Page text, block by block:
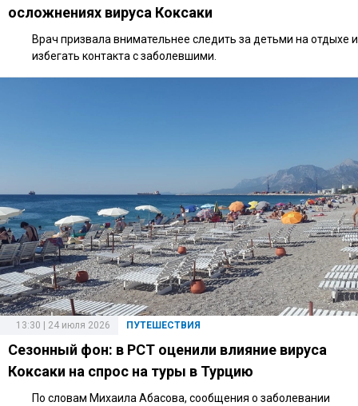
осложнениях вируса Коксаки
Врач призвала внимательнее следить за детьми на отдыхе и
избегать контакта с заболевшими.
ПУТЕШЕСТВИЯ
13:30 | 24 июля 2026
Сезонный фон: в РСТ оценили влияние вируса
Коксаки на спрос на туры в Турцию
По словам Михаила Абасова, сообщения о заболевании